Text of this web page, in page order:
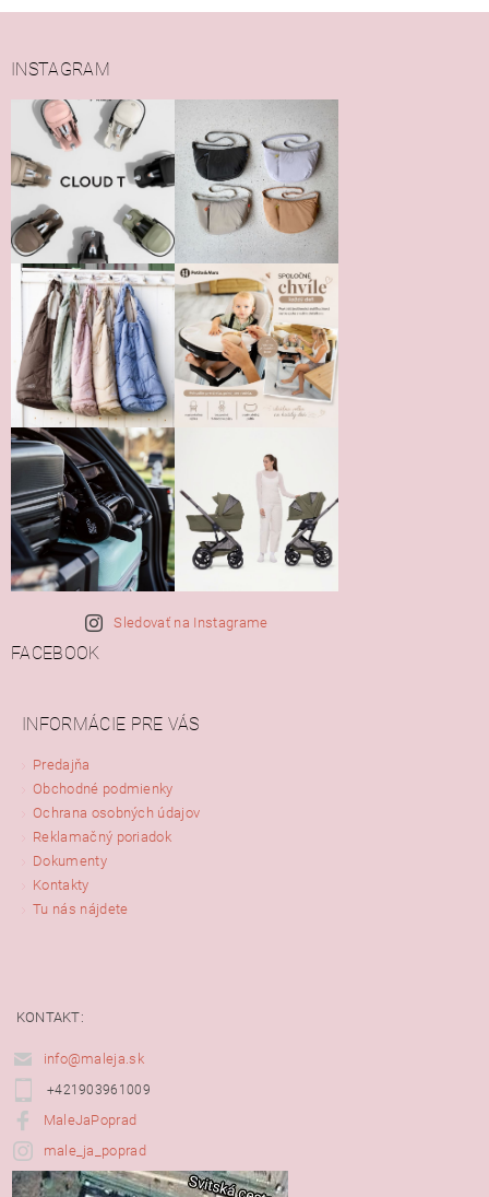
Vložením hodnotenie súhlasíte s
podmienkami ochrany
osobných údajov
INSTAGRAM
Sledovať na Instagrame
FACEBOOK
INFORMÁCIE PRE VÁS
Predajňa
Obchodné podmienky
Ochrana osobných údajov
Reklamačný poriadok
Dokumenty
Kontakty
Tu nás nájdete
KONTAKT:
info@maleja.sk
+421903961009
MaleJaPoprad
male_ja_poprad